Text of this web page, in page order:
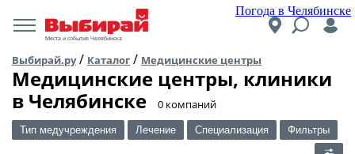
Погода в Челябинске
Места и события Челябинска
Выбирай.ру/ Каталог / Медицинские центры
Медицинские центры, клиники
в Челябинске
​0 компаний
Тип медучреждения Лечение Специализация Фильтры